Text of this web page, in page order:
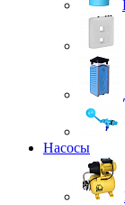
Насосы